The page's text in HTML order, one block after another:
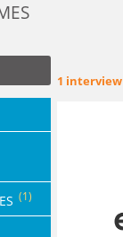
NUMÉRIQUES
1 interview
(1)